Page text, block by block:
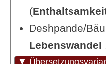
▼
(
Deshpande/
Lebenswandel